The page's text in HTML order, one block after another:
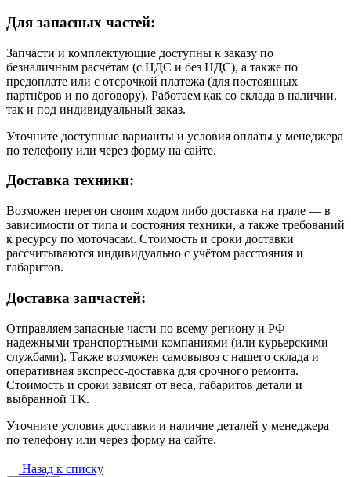
Для запасных частей:
Запчасти и комплектующие доступны к заказу по
безналичным расчётам (с НДС и без НДС), а также по
предоплате или с отсрочкой платежа (для постоянных
партнёров и по договору). Работаем как со склада в наличии,
так и под индивидуальный заказ.
Уточните доступные варианты и условия оплаты у менеджера
по телефону или через форму на сайте.
Доставка техники:
Возможен перегон своим ходом либо доставка на трале — в
зависимости от типа и состояния техники, а также требований
к ресурсу по моточасам. Стоимость и сроки доставки
рассчитываются индивидуально с учётом расстояния и
габаритов.
Доставка запчастей:
Отправляем запасные части по всему региону и РФ
надежными транспортными компаниями (или курьерскими
службами). Также возможен самовывоз с нашего склада и
оперативная экспресс-доставка для срочного ремонта.
Стоимость и сроки зависят от веса, габаритов детали и
выбранной ТК.
Уточните условия доставки и наличие деталей у менеджера
по телефону или через форму на сайте.
Назад к списку